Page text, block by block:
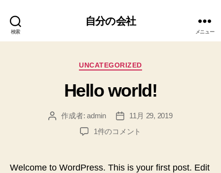
検索
自分の会社
メニュー
カ
ゴ
リ
UNCATEGORIZED
Hello world!
投
作成者:admin
投
稿
11月 29, 2019
Hello
1件のコメント
Welcome to WordPress. This is your first post. Edit